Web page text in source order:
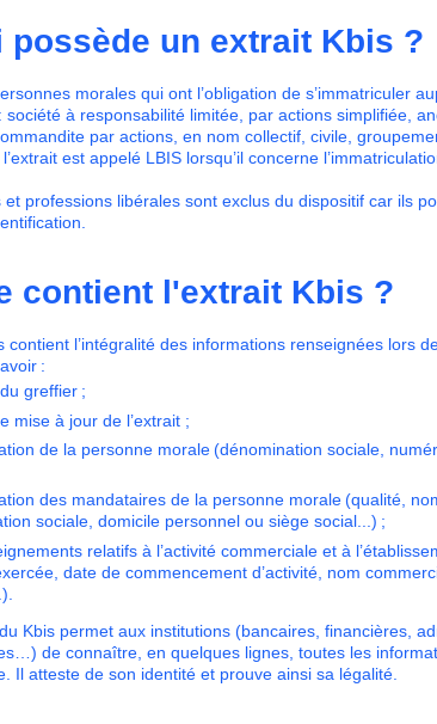
possède un extrait Kbis ?
morales qui ont l’obligation de s’immatriculer
société à responsabilité limitée, par actions simplifiée,
par actions, en nom collectif, civile,
est appelé LBIS lorsqu’il concerne
et professions libérales sont exclus du dispositif car ils
contient l'extrait Kbis ?
contient l’intégralité des informations renseignées lors
:
greffier ;
mise à jour de l’extrait ;
de la personne morale (dénomination sociale,
des mandataires de la personne morale (qualité,
sociale, domicile personnel ou siège social...) ;
relatifs à l’activité commerciale et à
date de commencement d’activité, nom
Kbis permet aux institutions (bancaires, financières,
de connaître, en quelques lignes, toutes les
Il atteste de son identité et prouve ainsi sa légalité.